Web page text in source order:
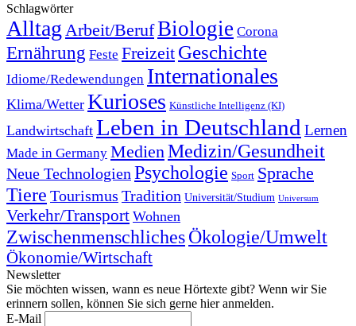
Schlagwörter
Alltag Arbeit/BerufBiologie Corona
Ernährung Feste Freizeit Geschichte
Idiome/Redewendungen Internationales
Klima/Wetter Kurioses Künstliche Intelligenz (KI)
Landwirtschaft Leben in Deutschland Lernen
Made in Germany Medien Medizin/Gesundheit
Neue Technologien Psychologie Sport Sprache
Tiere Tourismus Tradition Universität/Studium Universum
Verkehr/Transport Wohnen
ZwischenmenschlichesÖkologie/Umwelt
Ökonomie/Wirtschaft
Newsletter
Sie möchten wissen, wann es neue Hörtexte gibt? Wenn wir Sie
erinnern sollen, können Sie sich gerne hier anmelden.
E-Mail